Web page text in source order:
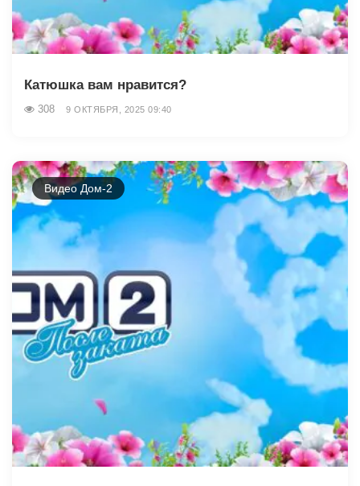
Катюшка вам нравится?
308 9 ОКТЯБРЯ, 2025 09:40
Видео Дом-2